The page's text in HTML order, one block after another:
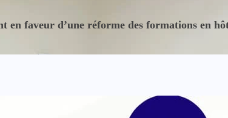
en faveur d’une réforme des formations en